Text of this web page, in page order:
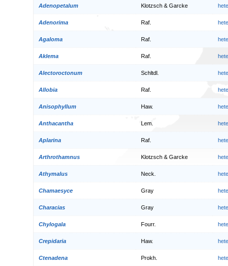
Adenopetalum Klotzsch & Garcke
Adenorima Raf.
Agaloma Raf.
Aklema Raf.
Alectoroctonum Schltdl.
Allobia Raf.
Anisophyllum Haw.
Anthacantha Lem.
Aplarina Raf.
Arthrothamnus Klotzsch & Garcke
Athymalus Neck.
Chamaesyce Gray
Characias Gray
Chylogala Fourr.
Crepidaria Haw.
Ctenadena Prokh.